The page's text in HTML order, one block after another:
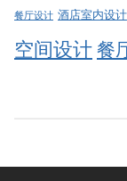
餐厅设计 酒店室内设计
空间设计餐